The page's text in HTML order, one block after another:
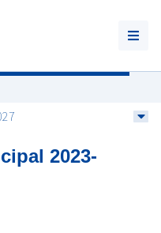
2023-